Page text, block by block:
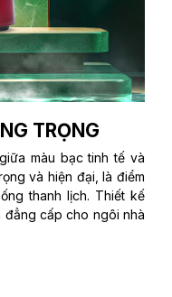
TRỌNG
màu bạc tinh tế và
và hiện đại, là điểm
thanh lịch. Thiết kế
đẳng cấp cho ngôi nhà